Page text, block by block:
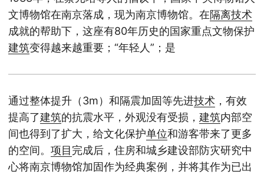
文博物馆在南京落成，现为南京博物馆。在隔离技术
成就的帮助下，这座有80年历史的国家重点文物保护
建筑变得越来越重要；“年轻人”；是
通过整体提升（3m）和隔震加固等先进技术 ，有效
提高了建筑的抗震水平，外观没有受损， 建筑内部空
间也得到了扩大，给文化保护单位和游客带来了更多
的空间。 项目完成后，住房和城乡建设部防灾研究中
心将南京博物馆加固作为经典案例，并将其作为已出